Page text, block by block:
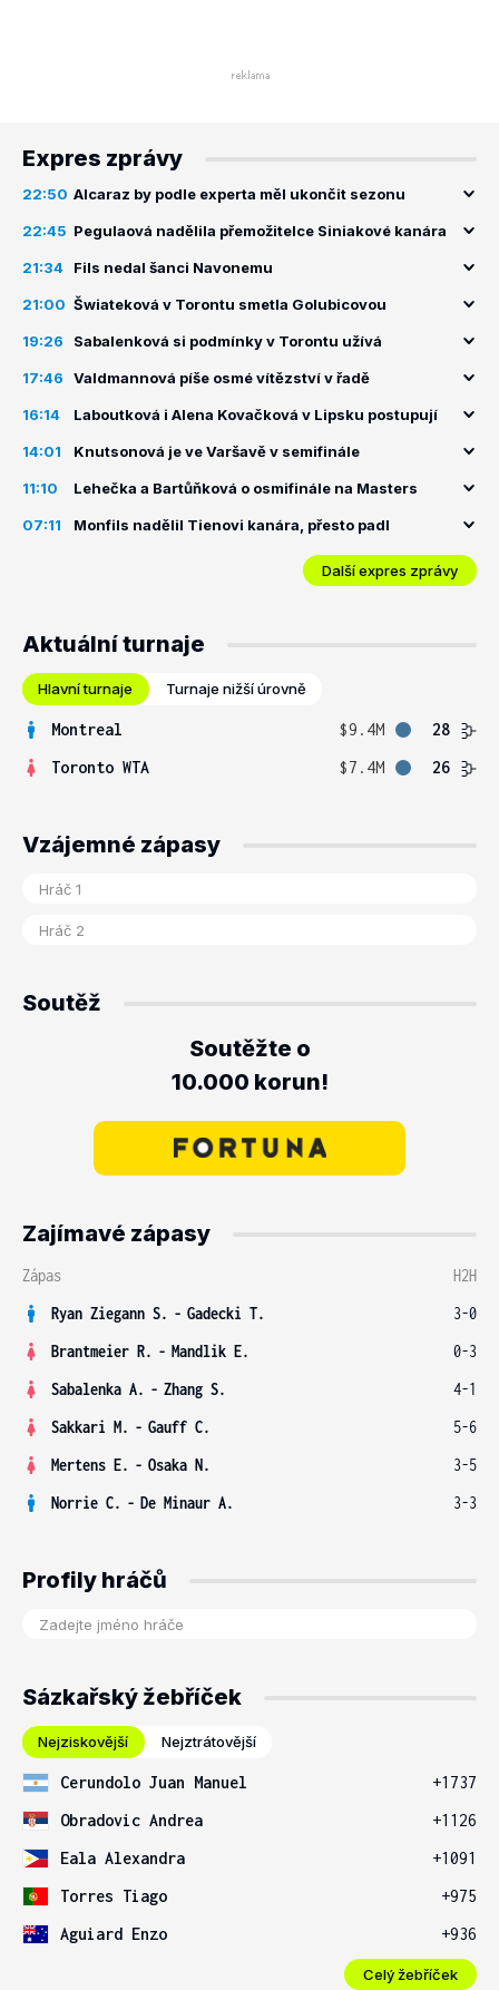
Expres zprávy
22:50 Alcaraz by podle experta měl ukončit sezonu
22:45 Pegulaová nadělila přemožitelce Siniakové kanára
21:34 Fils nedal šanci Navonemu
21:00 Šwiateková v Torontu smetla Golubicovou
19:26 Sabalenková si podmínky v Torontu užívá
17:46 Valdmannová píše osmé vítězství v řadě
16:14 Laboutková i Alena Kovačková v Lipsku postupují
14:01 Knutsonová je ve Varšavě v semifinále
11:10 Lehečka a Bartůňková o osmifinále na Masters
07:11 Monfils nadělil Tienovi kanára, přesto padl
Další expres zprávy
Aktuální turnaje
Hlavní turnaje Turnaje nižší úrovně
Montreal $9.4M
28
Toronto WTA
$7.4M 26
Vzájemné zápasy
Soutěž
Soutěžte o
10.000 korun!
Zajímavé zápasy
Zápas
H2H
Ryan Ziegann S. - Gadecki T.
3-0
Brantmeier R. - Mandlik E.
0-3
Sabalenka A. - Zhang S.
4-1
Sakkari M. - Gauff C.
5-6
Mertens E. - Osaka N.
3-5
Norrie C. - De Minaur A. 3-3
Profily hráčů
Sázkařský žebříček
Nejziskovější Nejztrátovější
Cerundolo Juan Manuel
+1737
Obradovic Andrea
+1126
Eala Alexandra
+1091
Torres Tiago
+975
Aguiard Enzo
+936
Celý žebříček